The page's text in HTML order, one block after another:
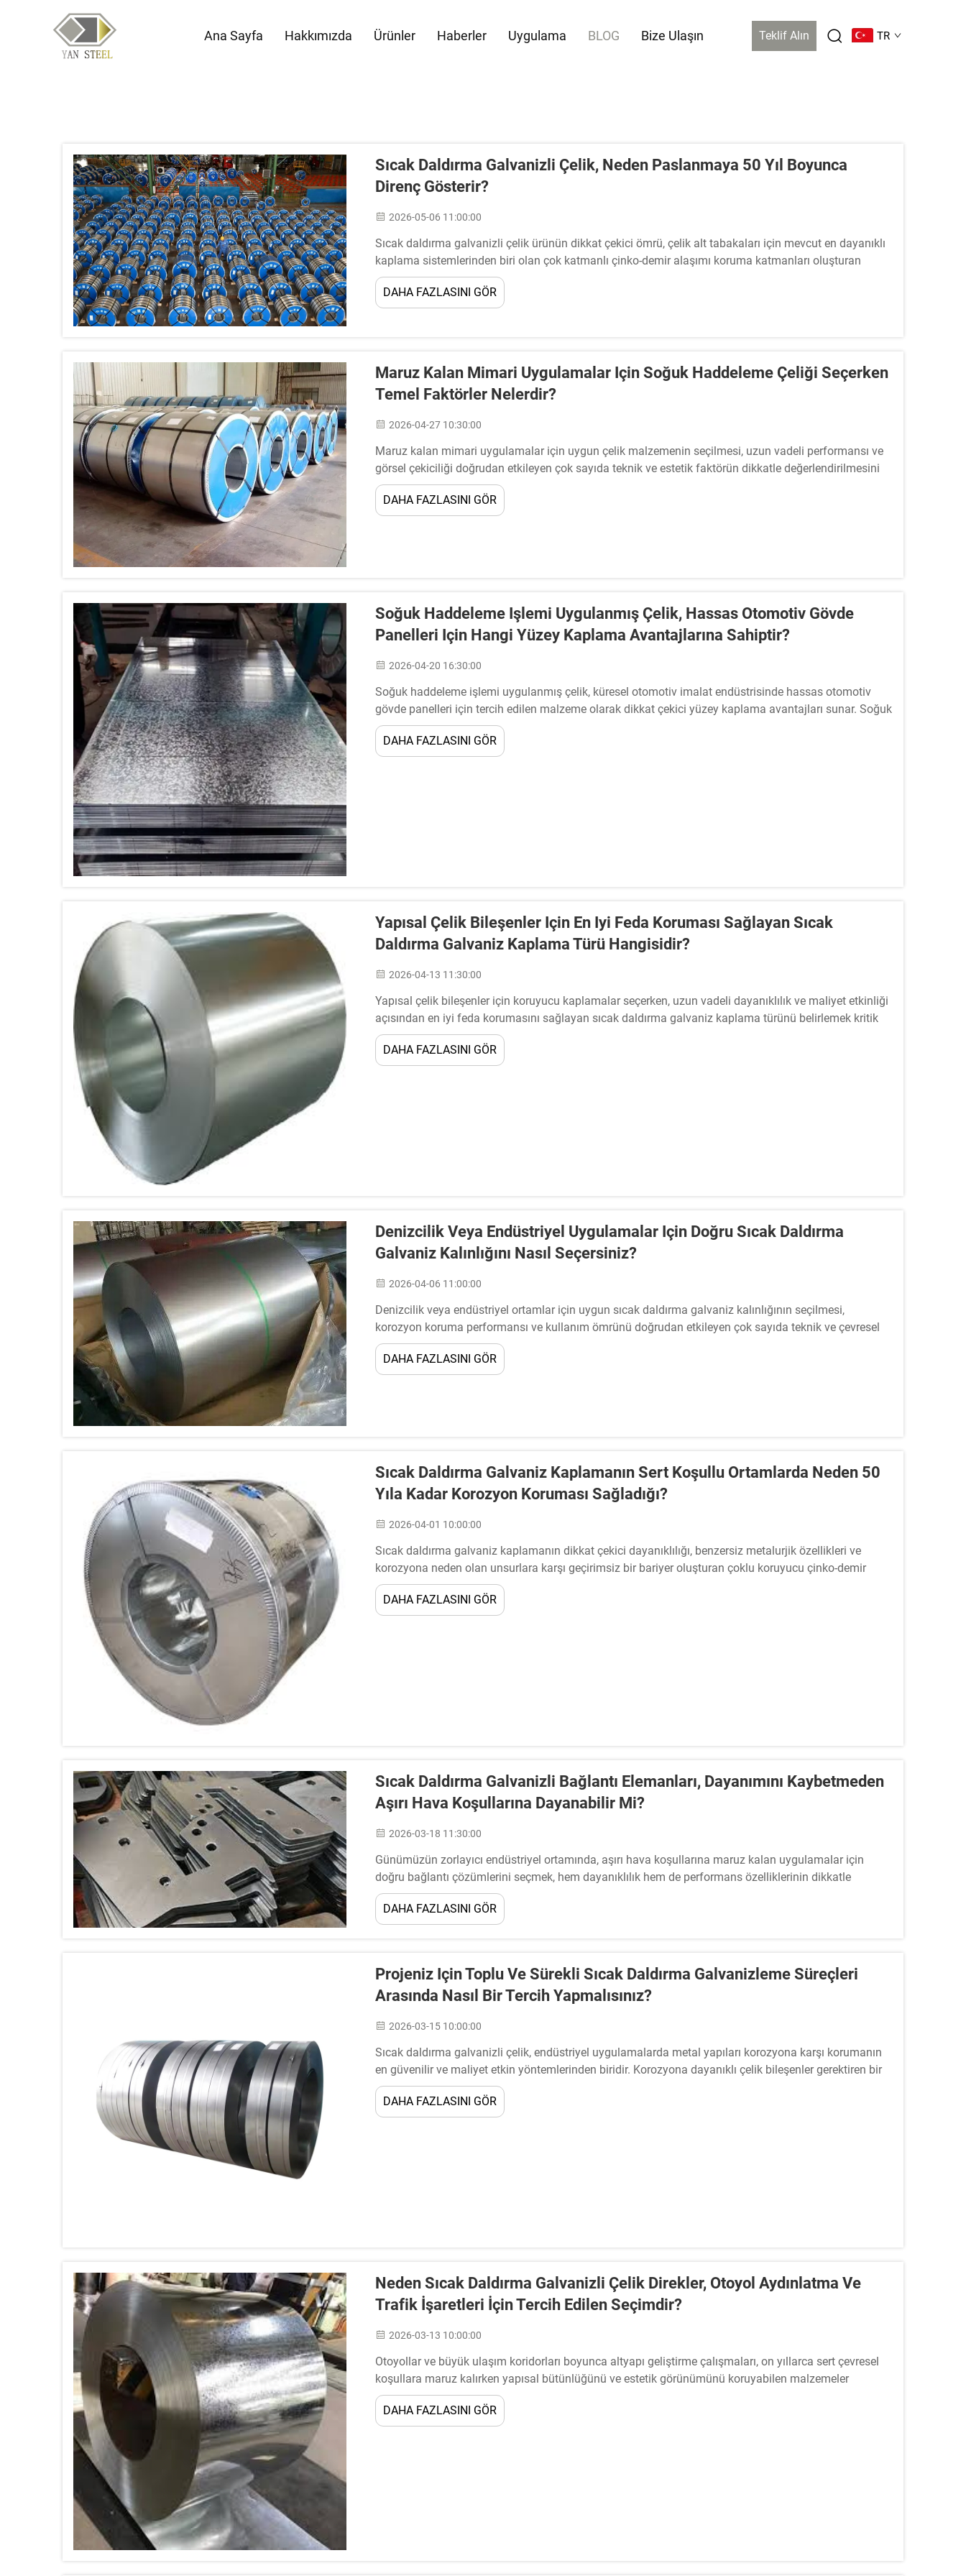
Ana Sayfa Hakkımızda Ürünler Haberler Uygulama BLOG Bize Ulaşın Teklif Alın TR
Sıcak Daldırma Galvanizli Çelik, Neden Paslanmaya 50 Yıl Boyunca
Direnç Gösterir?
2026-05-06 11:00:00
Sıcak daldırma galvanizli çelik ürünün dikkat çekici ömrü, çelik alt tabakaları için mevcut en dayanıklı
kaplama sistemlerinden biri olan çok katmanlı çinko-demir alaşımı koruma katmanları oluşturan
karmaşık bir metalürjik süreçten kaynaklanır...
DAHA FAZLASINI GÖR
Maruz Kalan Mimari Uygulamalar Için Soğuk Haddeleme Çeliği Seçerken
Temel Faktörler Nelerdir?
2026-04-27 10:30:00
Maruz kalan mimari uygulamalar için uygun çelik malzemenin seçilmesi, uzun vadeli performansı ve
görsel çekiciliği doğrudan etkileyen çok sayıda teknik ve estetik faktörün dikkatle değerlendirilmesini
gerektirir. Soğuk haddeleme çeliği, … olarak öne çıkmıştır.
DAHA FAZLASINI GÖR
Soğuk Haddeleme Işlemi Uygulanmış Çelik, Hassas Otomotiv Gövde
Panelleri Için Hangi Yüzey Kaplama Avantajlarına Sahiptir?
2026-04-20 16:30:00
Soğuk haddeleme işlemi uygulanmış çelik, küresel otomotiv imalat endüstrisinde hassas otomotiv
gövde panelleri için tercih edilen malzeme olarak dikkat çekici yüzey kaplama avantajları sunar. Soğuk
haddeleme işlemi sonucunda oldukça pürüzsüz bir yüzey elde edilir...
DAHA FAZLASINI GÖR
Yapısal Çelik Bileşenler Için En Iyi Feda Koruması Sağlayan Sıcak
Daldırma Galvaniz Kaplama Türü Hangisidir?
2026-04-13 11:30:00
Yapısal çelik bileşenler için koruyucu kaplamalar seçerken, uzun vadeli dayanıklılık ve maliyet etkinliği
açısından en iyi feda korumasını sağlayan sıcak daldırma galvaniz kaplama türünü belirlemek kritik
öneme sahiptir. Sıcak daldırma galvanizleme işlemi...
DAHA FAZLASINI GÖR
Denizcilik Veya Endüstriyel Uygulamalar Için Doğru Sıcak Daldırma
Galvaniz Kalınlığını Nasıl Seçersiniz?
2026-04-06 11:00:00
Denizcilik veya endüstriyel ortamlar için uygun sıcak daldırma galvaniz kalınlığının seçilmesi,
korozyon koruma performansı ve kullanım ömrünü doğrudan etkileyen çok sayıda teknik ve çevresel
faktörün dikkatle değerlendirilmesini gerektirir. Bu...
DAHA FAZLASINI GÖR
Sıcak Daldırma Galvaniz Kaplamanın Sert Koşullu Ortamlarda Neden 50
Yıla Kadar Korozyon Koruması Sağladığı?
2026-04-01 10:00:00
Sıcak daldırma galvaniz kaplamanın dikkat çekici dayanıklılığı, benzersiz metalurjik özellikleri ve
korozyona neden olan unsurlara karşı geçirimsiz bir bariyer oluşturan çoklu koruyucu çinko-demir
alaşım katmanlarının oluşumundan kaynaklanır. Bu karmaşık...
DAHA FAZLASINI GÖR
Sıcak Daldırma Galvanizli Bağlantı Elemanları, Dayanımını Kaybetmeden
Aşırı Hava Koşullarına Dayanabilir Mi?
2026-03-18 11:30:00
Günümüzün zorlayıcı endüstriyel ortamında, aşırı hava koşullarına maruz kalan uygulamalar için
doğru bağlantı çözümlerini seçmek, hem dayanıklılık hem de performans özelliklerinin dikkatle
değerlendirilmesini gerektirir. Sıcak daldırma galvanizli bağlantı elemanları, bu alanda öne çıkan bir
çözüm olarak...
DAHA FAZLASINI GÖR
Projeniz Için Toplu Ve Sürekli Sıcak Daldırma Galvanizleme Süreçleri
Arasında Nasıl Bir Tercih Yapmalısınız?
2026-03-15 10:00:00
Sıcak daldırma galvanizli çelik, endüstriyel uygulamalarda metal yapıları korozyona karşı korumanın
en güvenilir ve maliyet etkin yöntemlerinden biridir. Korozyona dayanıklı çelik bileşenler gerektiren bir
proje planlarken, anlaşılmış...
DAHA FAZLASINI GÖR
Neden Sıcak Daldırma Galvanizli Çelik Direkler, Otoyol Aydınlatma Ve
Trafik İşaretleri İçin Tercih Edilen Seçimdir?
2026-03-13 10:00:00
Otoyollar ve büyük ulaşım koridorları boyunca altyapı geliştirme çalışmaları, on yıllarca sert çevresel
koşullara maruz kalırken yapısal bütünlüğünü ve estetik görünümünü koruyabilen malzemeler
gerektirir. Isıl daldırma galvanizleme...
DAHA FAZLASINI GÖR